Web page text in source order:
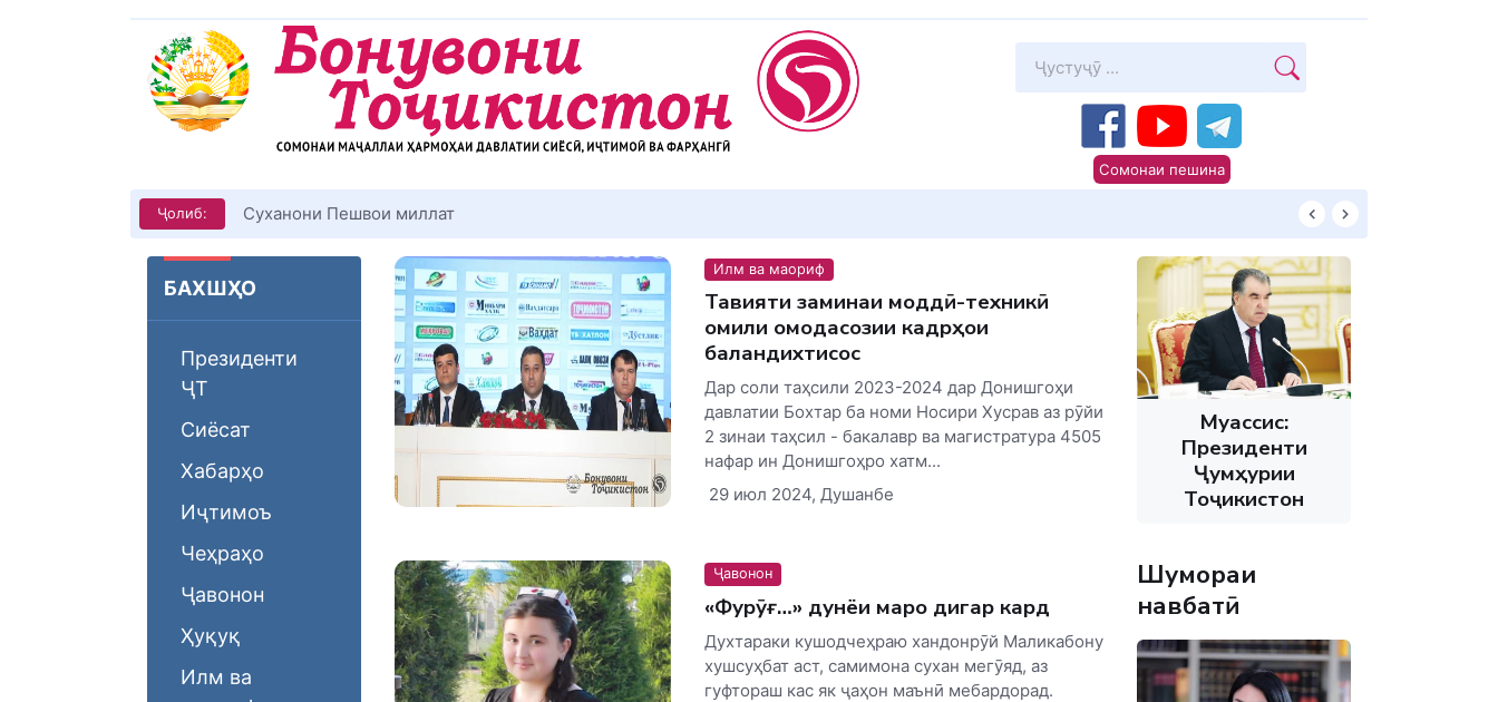
Сомонаи пешина
Ҷолиб: Суханони Пешвои миллат
БАХШҲО
Президенти
ҶТ
Сиёсат
Хабарҳо
Иҷтимоъ
Чеҳраҳо
Ҷавонон
Ҳуқуқ
Илм ва
Илм ва маориф
Тақвияти заминаи моддӣ-техникӣ
омили омодасозии кадрҳои
баландихтисос
Дар соли таҳсили 2023-2024 дар Донишгоҳи
давлатии Бохтар ба номи Носири Хусрав аз рӯйи
2 зинаи таҳсил - бакалавр ва магистратура 4505
нафар ин Донишгоҳро хатм...
29 июл 2024, Душанбе
Ҷавонон
«Фурӯғ…» дунёи маро дигар кард
Духтараки кушодчеҳраю хандонрӯй Маликабону
хушсуҳбат аст, самимона сухан мегӯяд, аз
гуфтораш кас як ҷаҳон маънӣ мебардорад.
Муассис:
Президенти
Ҷумҳурии
Тоҷикистон
Шумораи
навбатӣ